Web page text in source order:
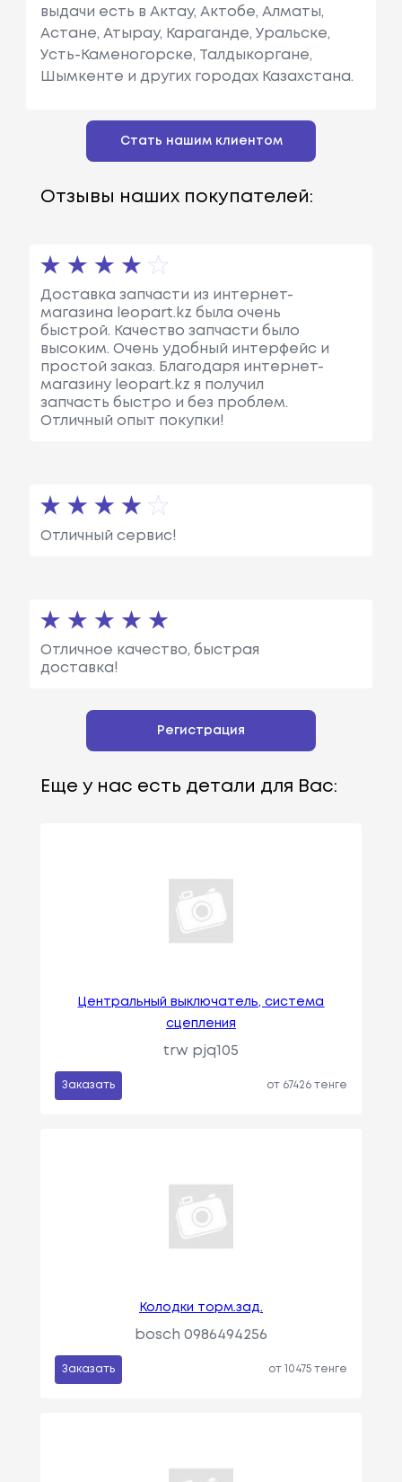
выдачи есть в Актау, Актобе, Алматы,
Астане, Атырау, Караганде, Уральске,
Усть-Каменогорске, Талдыкоргане,
Шымкенте и других городах Казахстана.
Стать нашим клиентом
Отзывы наших покупателей:
Доставка запчасти из интернет-
магазина leopart.kz была очень
быстрой. Качество запчасти было
высоким. Очень удобный интерфейс и
простой заказ. Благодаря интернет-
магазину leopart.kz я получил
запчасть быстро и без проблем.
Отличный опыт покупки!
Отличный сервис!
Отличное качество, быстрая
доставка!
Регистрация
Еще у нас есть детали для Вас:
Центральный выключатель, система
сцепления
trw pjq105
Заказать от 67426 тенге
Колодки торм.зад.
bosch 0986494256
Заказать от 10475 тенге